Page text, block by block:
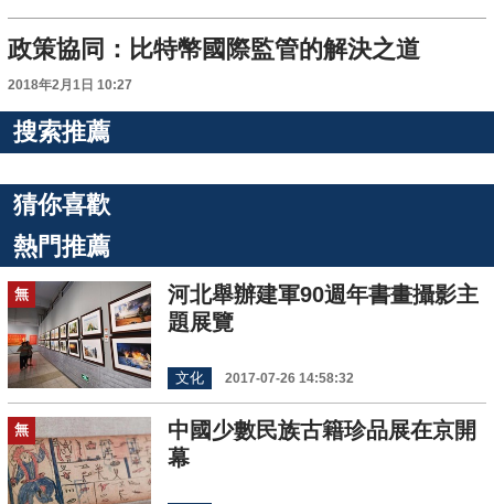
政策協同：比特幣國際監管的解決之道
2018年2月1日 10:27
搜索推薦
猜你喜歡
熱門推薦
無
河北舉辦建軍90週年書畫攝影主
題展覽
文化 2017-07-26 14:58:32
無
中國少數民族古籍珍品展在京開
幕